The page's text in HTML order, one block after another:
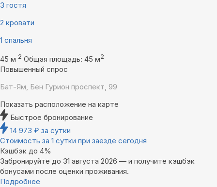
3 гостя
2 кровати
1 спальня
45 м 2 Общая площадь: 45 м2
Повышенный спрос
Бат-Ям, Бен Гурион проспект, 99
Показать расположение на карте
Быстрое бронирование
14 973 ₽ за сутки
Стоимость за 1 сутки при заезде сегодня
Кэшбэк до 4%
Забронируйте до 31 августа 2026 — и получите кэшбэк
бонусами после оценки проживания.
Подробнее